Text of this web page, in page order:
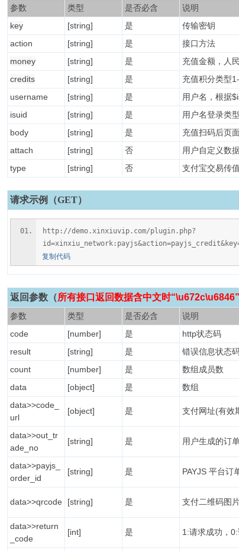
参数 类型 是否必含 说明
key
[string] 是 传输密钥
action
[string] 是 接口方法
money
[string] 是 充值金额，人
credits
[string] 是 充值积分类型
username
[string] 是 用户名，根据
isuid
[string] 是 用户名登录类
body
[string] 是 充值扫码后页
attach
[string] 否 用户自定义数
type
[string] 否 支付宝交易传
请求示例（GET）
http://demo.xinxiuvip.com/plugin.php?
复制代码
返回参数 （所有接口返回数据含中文时
参数 类型 是否必含 说明
code
[number] 是 http状态码
result
[string] 是 错误信息状态
count
[number] 是 数组成员数
data
[object] 是
数组
data>>code_
url
[object] 是 支付网址(有效
data>>out_tr
ade_no
[string] 是 用户生成的订
data>>payjs_
order_id
[string] 是 PAYJS 平台订
data>>qrcode [string] 是 支付二维码图
data>>return
_code
[int] 是 1:请求成功，